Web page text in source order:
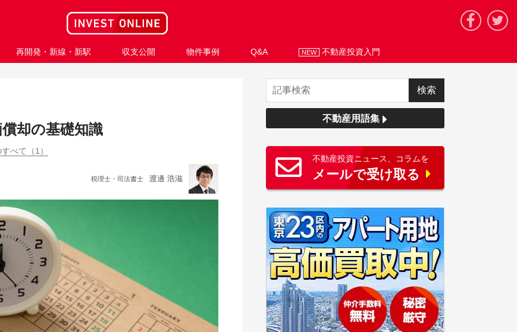
再開発・新線・新駅 収支公開 物件事例 Q&A NEW 不動産投資入門
却の基礎知識
べて（1）
税理士・司法書士 渡邊 浩滋
不動産用語集
不動産投資ニュース、コラムを
メールで受け取る